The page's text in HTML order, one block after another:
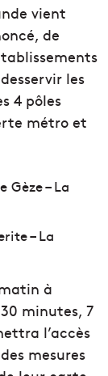
vient
de
les
4 pôles
métro et
– La
– La
à
minutes, 7
l’accès
mesures